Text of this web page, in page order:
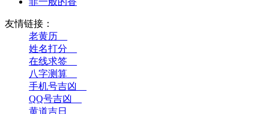
友情链接：
老黄历__
姓名打分__
在线求签__
八字测算__
手机号吉凶__
QQ号吉凶__
黄道吉日